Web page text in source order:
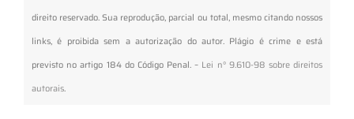
direito reservado. Sua reprodução, parcial ou total, mesmo citando nossos
links, é proibida sem a autorização do autor. Plágio é crime e está
previsto no artigo 184 do Código Penal. – Lei n° 9.610-98 sobre direitos
autorais.